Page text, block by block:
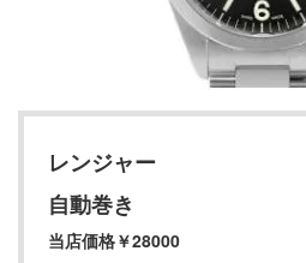
レンジャー
自動巻き
当店価格￥28000